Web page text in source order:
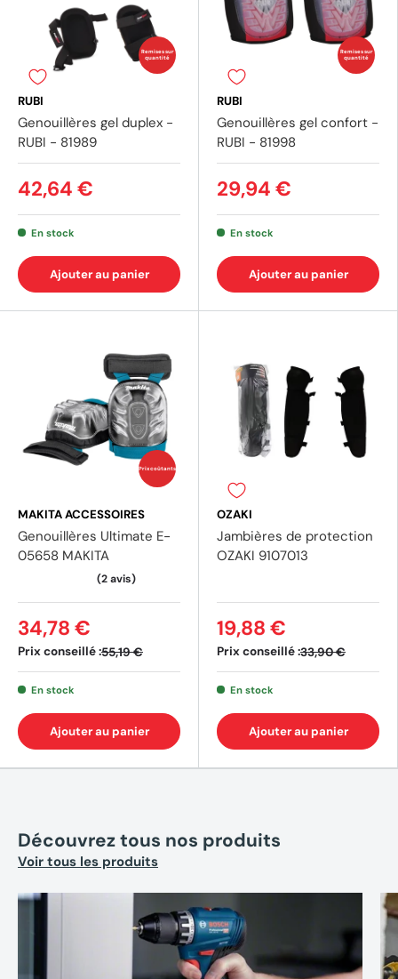
Remises sur
quantité
RUBI
Genouillères gel duplex -
RUBI - 81989
42,64 €
En stock
Ajouter au panier
Remises sur
quantité
RUBI
Genouillères gel confort -
RUBI - 81998
29,94 €
En stock
Ajouter au panier
Prix coûtants
MAKITA ACCESSOIRES
Genouillères Ultimate E-
05658 MAKITA
Prix conseillé :55,19 €
34,78 €
En stock
Ajouter au panier
OZAKI
Jambières de protection
OZAKI 9107013
Prix conseillé :33,90 €
19,88 €
En stock
Ajouter au panier
Découvrez tous nos produits
Voir tous les produits